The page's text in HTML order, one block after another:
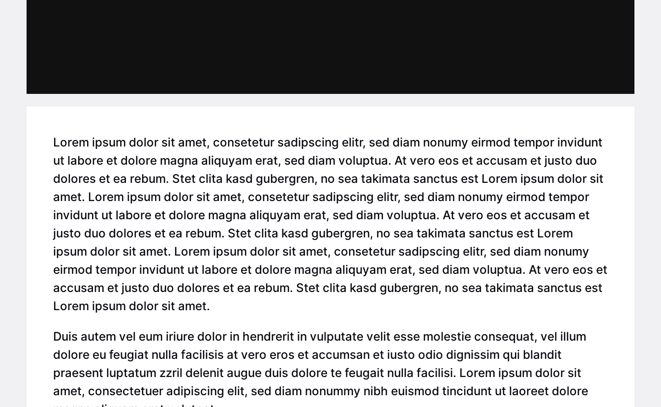
Lorem ipsum dolor sit amet, consetetur sadipscing elitr, sed diam nonumy eirmod tempor invidunt
ut labore et dolore magna aliquyam erat, sed diam voluptua. At vero eos et accusam et justo duo
dolores et ea rebum. Stet clita kasd gubergren, no sea takimata sanctus est Lorem ipsum dolor sit
amet. Lorem ipsum dolor sit amet, consetetur sadipscing elitr, sed diam nonumy eirmod tempor
invidunt ut labore et dolore magna aliquyam erat, sed diam voluptua. At vero eos et accusam et
justo duo dolores et ea rebum. Stet clita kasd gubergren, no sea takimata sanctus est Lorem
ipsum dolor sit amet. Lorem ipsum dolor sit amet, consetetur sadipscing elitr, sed diam nonumy
eirmod tempor invidunt ut labore et dolore magna aliquyam erat, sed diam voluptua. At vero eos et
accusam et justo duo dolores et ea rebum. Stet clita kasd gubergren, no sea takimata sanctus est
Lorem ipsum dolor sit amet.
Duis autem vel eum iriure dolor in hendrerit in vulputate velit esse molestie consequat, vel illum
dolore eu feugiat nulla facilisis at vero eros et accumsan et iusto odio dignissim qui blandit
praesent luptatum zzril delenit augue duis dolore te feugait nulla facilisi. Lorem ipsum dolor sit
amet, consectetuer adipiscing elit, sed diam nonummy nibh euismod tincidunt ut laoreet dolore